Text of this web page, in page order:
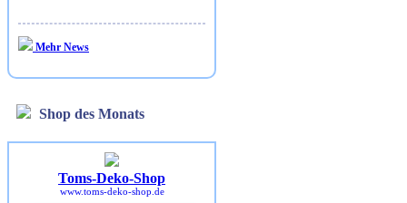
Mehr News
Shop des Monats
Toms-Deko-Shop
www.toms-deko-shop.de